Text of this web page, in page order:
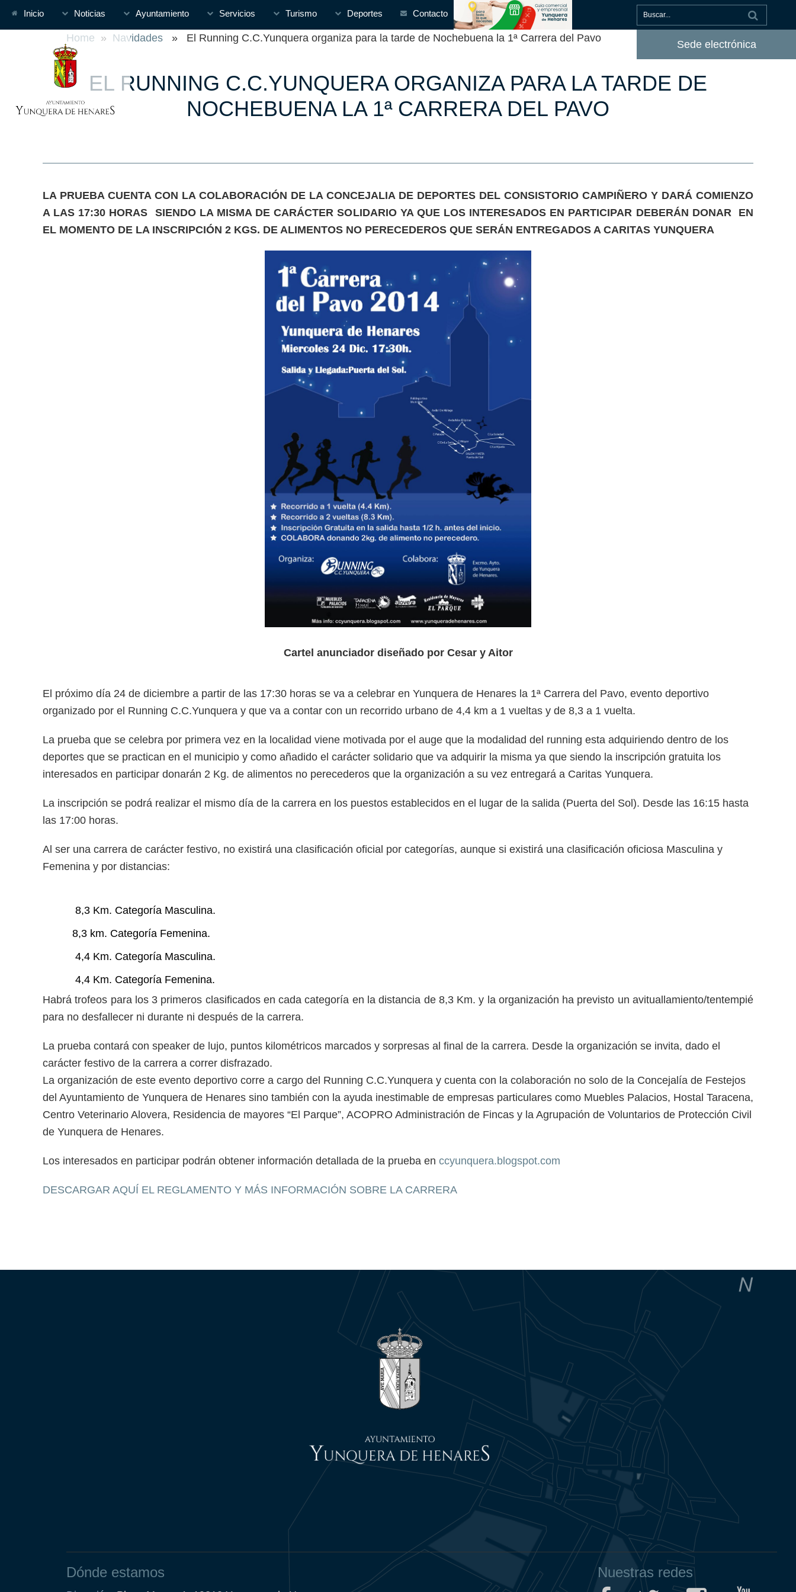
Inicio Noticias Ayuntamiento Servicios Turismo Deportes Contacto
Sede electrónica
Home » Navidades » El Running C.C.Yunquera organiza para la tarde de Nochebuena la 1ª Carrera del Pavo
EL RUNNING C.C.YUNQUERA ORGANIZA PARA LA TARDE DE
NOCHEBUENA LA 1ª CARRERA DEL PAVO
LA PRUEBA CUENTA CON LA COLABORACIÓN DE LA CONCEJALIA DE DEPORTES DEL CONSISTORIO CAMPIÑERO Y DARÁ COMIENZO
A LAS 17:30 HORAS SIENDO LA MISMA DE CARÁCTER SOLIDARIO YA QUE LOS INTERESADOS EN PARTICIPAR DEBERÁN DONAR EN
EL MOMENTO DE LA INSCRIPCIÓN 2 KGS. DE ALIMENTOS NO PERECEDEROS QUE SERÁN ENTREGADOS A CARITAS YUNQUERA
Cartel anunciador diseñado por Cesar y Aitor
El próximo día 24 de diciembre a partir de las 17:30 horas se va a celebrar en Yunquera de Henares la 1ª Carrera del Pavo, evento deportivo
organizado por el Running C.C.Yunquera y que va a contar con un recorrido urbano de 4,4 km a 1 vueltas y de 8,3 a 1 vuelta.
La prueba que se celebra por primera vez en la localidad viene motivada por el auge que la modalidad del running esta adquiriendo dentro de los
deportes que se practican en el municipio y como añadido el carácter solidario que va adquirir la misma ya que siendo la inscripción gratuita los
interesados en participar donarán 2 Kg. de alimentos no perecederos que la organización a su vez entregará a Caritas Yunquera.
La inscripción se podrá realizar el mismo día de la carrera en los puestos establecidos en el lugar de la salida (Puerta del Sol). Desde las 16:15 hasta
las 17:00 horas.
Al ser una carrera de carácter festivo, no existirá una clasificación oficial por categorías, aunque si existirá una clasificación oficiosa Masculina y
Femenina y por distancias:
8,3 Km. Categoría Masculina.
8,3 km. Categoría Femenina.
4,4 Km. Categoría Masculina.
4,4 Km. Categoría Femenina.
Habrá trofeos para los 3 primeros clasificados en cada categoría en la distancia de 8,3 Km. y la organización ha previsto un avituallamiento/tentempié
para no desfallecer ni durante ni después de la carrera.
La prueba contará con speaker de lujo, puntos kilométricos marcados y sorpresas al final de la carrera. Desde la organización se invita, dado el
carácter festivo de la carrera a correr disfrazado.
La organización de este evento deportivo corre a cargo del Running C.C.Yunquera y cuenta con la colaboración no solo de la Concejalía de Festejos
del Ayuntamiento de Yunquera de Henares sino también con la ayuda inestimable de empresas particulares como Muebles Palacios, Hostal Taracena,
Centro Veterinario Alovera, Residencia de mayores “El Parque”, ACOPRO Administración de Fincas y la Agrupación de Voluntarios de Protección Civil
de Yunquera de Henares.
Los interesados en participar podrán obtener información detallada de la prueba en ccyunquera.blogspot.com
DESCARGAR AQUÍ EL REGLAMENTO Y MÁS INFORMACIÓN SOBRE LA CARRERA
Dónde estamos Nuestras redes